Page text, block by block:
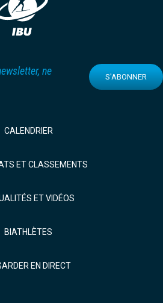
ne
S'ABONNER
CALENDRIER
ET CLASSEMENTS
ET VIDÉOS
BIATHLÈTES
EN DIRECT